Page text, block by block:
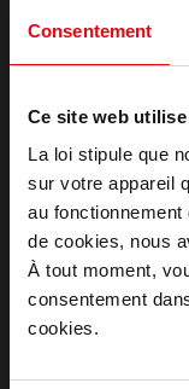
Consentement
Ce site web
La loi stipule que
sur votre appareil
au
de cookies, nous
À tout moment,
consentement
cookies.
Description
Conseil